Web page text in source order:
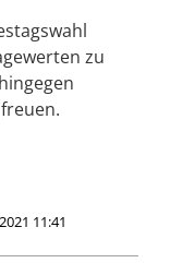
zu
11:41